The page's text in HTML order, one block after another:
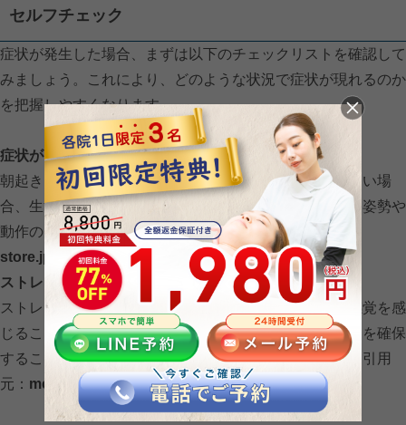
セルフチェック
症状が発生した場合、まずは以下のチェックリストを確認して
みましょう。これにより、どのような状況で症状が現れるのか
を把握しやすくなります。
症状が出るタイミングに偏りはないか
朝起きた時や長時間同じ姿勢でいるときに症状が出やすい場
合、生活習慣に起因する可能性があります。この場合、姿勢や
動作の見直しが有効です【引用元：scalp-d.angfa-
store.jp
】。
ストレス・疲れを感じやすい状況か
ストレスや過労が溜まっていると、頭にジーンとした感覚を感
じることが増える場合があります。リラックスする時間を確保
することで、症状の軽減が期待できることもあります【引用
元： medicalnote.jp】。